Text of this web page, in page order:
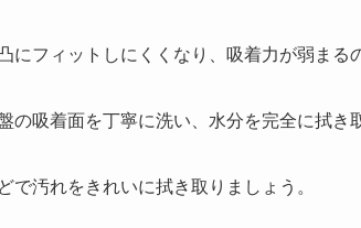
にフィットしにくくなり、吸着力が弱まる
の吸着面を丁寧に洗い、水分を完全に拭き
で汚れをきれいに拭き取りましょう。